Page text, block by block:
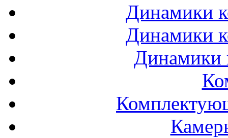
Динамики
Динамики
Динамики